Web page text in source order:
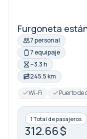
Furgoneta
7 personal
7 equipaje
~3.3 h
245.5 km
Wi-Fi
Puerto de
1 Total de pasajeros
312.66 $